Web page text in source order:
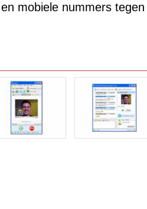
mobiele nummers